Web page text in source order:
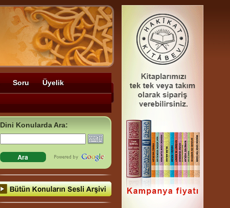
Soru Üyelik
Dini Konularda Ara: